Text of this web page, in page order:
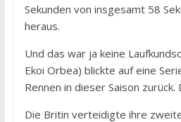
Sekunden von insgesamt 58
heraus.
Und das war ja keine
Ekoi Orbea) blickte auf eine
Rennen in dieser Saison
Die Britin verteidigte ihre